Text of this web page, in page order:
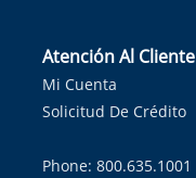
Atención Al Cliente
Mi Cuenta
Solicitud De Crédito
Phone: 800.635.1001